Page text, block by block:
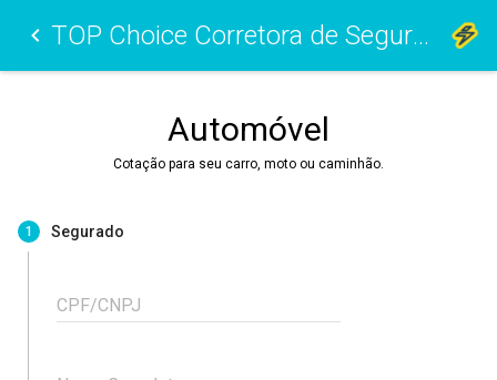
TOP Choice Corretora de Seguros Ltda
Automóvel
Cotação para seu carro, moto ou caminhão.
1 Segurado
CPF/CNPJ